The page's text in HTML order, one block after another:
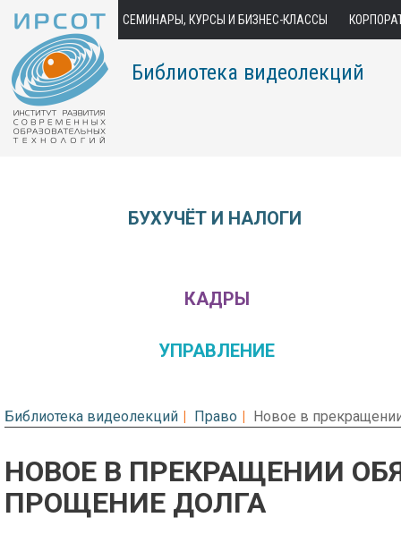
СЕМИНАРЫ, КУРСЫ И БИЗНЕС-КЛАССЫ
Библиотека видеолекций
БУХУЧЁТ И НАЛОГИ
КАДРЫ
УПРАВЛЕНИЕ
Библиотека видеолекций Право Новое в
НОВОЕ В ПРЕКРАЩЕНИИ
ПРОЩЕНИЕ ДОЛГА